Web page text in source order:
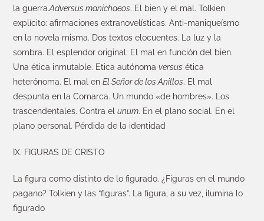
la guerra.Adversus manichaeos. El bien y el mal. Tolkien
explícito: afirmaciones extranovelísticas. Anti-maniqueísmo
en la novela misma. Dos textos elocuentes. La luz y la
sombra. El esplendor original. El mal en función del bien.
Una ética inmutable. Etica autónomaversus ética
heterónoma. El mal enEl Señor de los Anillos. El mal
despunta en la Comarca. Un mundo «de hombres». Los
trascendentales. Contra elunum. En el plano social. En el
plano personal. Pérdida de la identidad
IX. FIGURAS DE CRISTO
La figura como distinto de lo figurado. ¿Figuras en el mundo
pagano? Tolkien y las “figuras”. La figura, a su vez, ilumina lo
figurado